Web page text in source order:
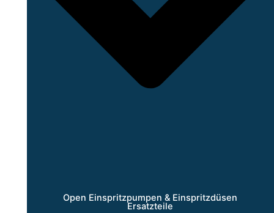
Open Einspritzpumpen & Einspritzdüsen
Ersatzteile